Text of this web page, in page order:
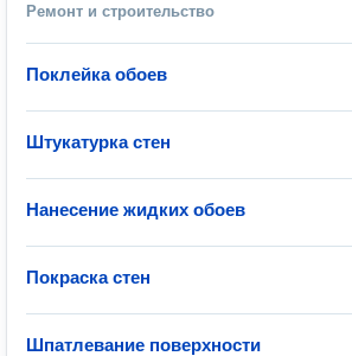
Ремонт и строительство
Поклейка обоев
Штукатурка стен
Нанесение жидких обоев
Покраска стен
Шпатлевание поверхности